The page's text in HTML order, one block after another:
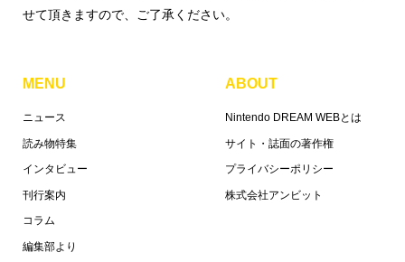
せて頂きますので、ご了承ください。
MENU
ニュース
読み物特集
インタビュー
刊行案内
コラム
編集部より
ABOUT
Nintendo DREAM WEBとは
サイト・誌面の著作権
プライバシーポリシー
株式会社アンビット